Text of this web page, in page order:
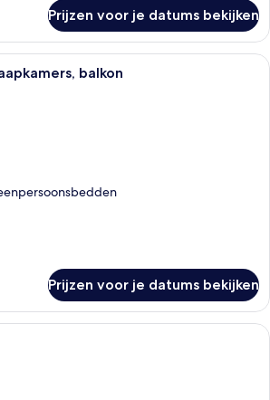
Prijzen voor je datums bekijken
Een hotelkamer met een groot bed,
balkon
Prijzen voor je datums bekijken
Een hotelkamer met een groot bed,